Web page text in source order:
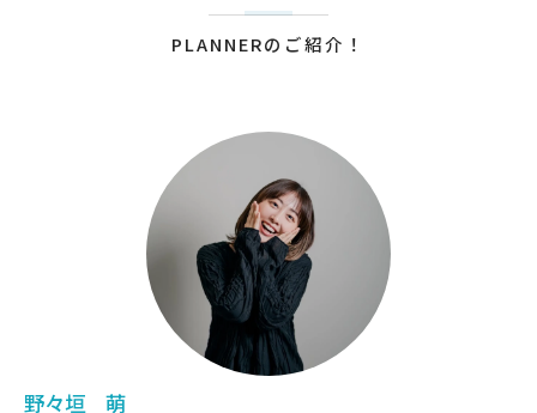
PLANNERのご紹介！
野々垣 萌